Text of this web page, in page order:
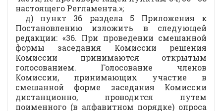
настоящего Регламента.»;
д) пункт 36 раздела 5 Приложения к
Постановлению изложить в следующей
редакции: «36. При проведении смешанной
формы заседания Комиссии решения
Комиссии принимаются открытым
голосованием. Голосование членов
Комиссии, принимающих участие в
смешанной форме заседания Комиссии
дистанционно, проводится путем
поименного (в алфавитном порядке) опроса